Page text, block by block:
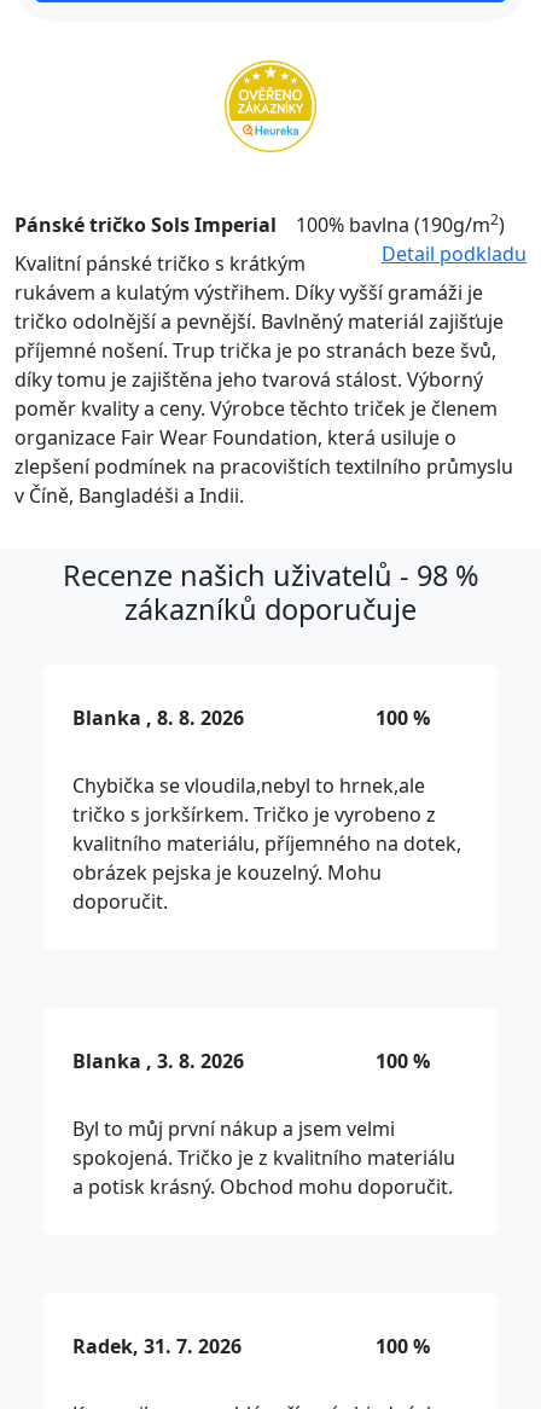
Pánské tričko Sols Imperial 100% bavlna (190g/m2)
Detail podkladu
Kvalitní pánské tričko s krátkým
rukávem a kulatým výstřihem. Díky vyšší gramáži je
tričko odolnější a pevnější. Bavlněný materiál zajišťuje
příjemné nošení. Trup trička je po stranách beze švů,
díky tomu je zajištěna jeho tvarová stálost. Výborný
poměr kvality a ceny. Výrobce těchto triček je členem
organizace Fair Wear Foundation, která usiluje o
zlepšení podmínek na pracovištích textilního průmyslu
v Číně, Bangladéši a Indii.
Recenze našich uživatelů - 98 %
zákazníků doporučuje
Blanka , 8. 8. 2026 100 %
Chybička se vloudila,nebyl to hrnek,ale
tričko s jorkšírkem. Tričko je vyrobeno z
kvalitního materiálu, příjemného na dotek,
obrázek pejska je kouzelný. Mohu
doporučit.
Blanka , 3. 8. 2026 100 %
Byl to můj první nákup a jsem velmi
spokojená. Tričko je z kvalitního materiálu
a potisk krásný. Obchod mohu doporučit.
Radek, 31. 7. 2026 100 %